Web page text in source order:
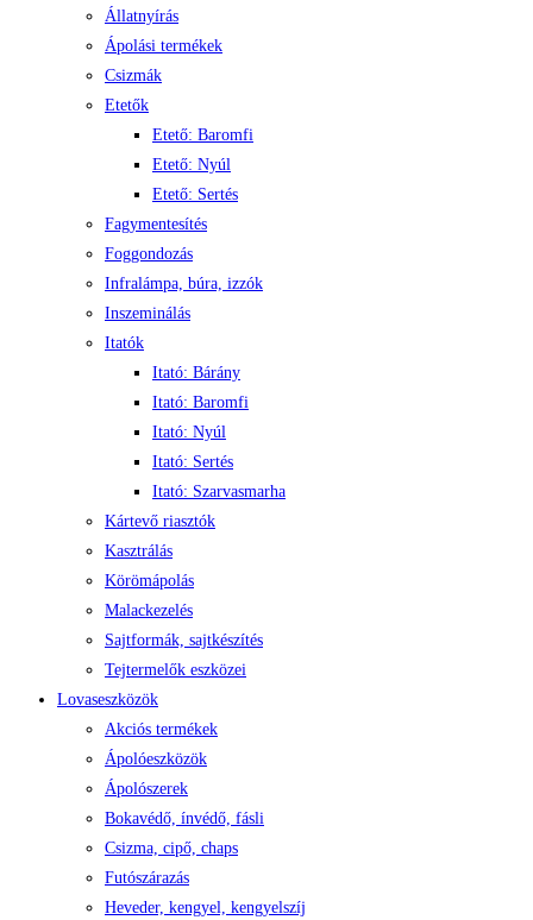
Állatnyírás
Ápolási termékek
Csizmák
Etetők
Etető: Baromfi
Etető: Nyúl
Etető: Sertés
Fagymentesítés
Foggondozás
Infralámpa, búra, izzók
Inszeminálás
Itatók
Itató: Bárány
Itató: Baromfi
Itató: Nyúl
Itató: Sertés
Itató: Szarvasmarha
Kártevő riasztók
Kasztrálás
Körömápolás
Malackezelés
Sajtformák, sajtkészítés
Tejtermelők eszközei
Lovaseszközök
Akciós termékek
Ápolóeszközök
Ápolószerek
Bokavédő, ínvédő, fásli
Csizma, cipő, chaps
Futószárazás
Heveder, kengyel, kengyelszíj